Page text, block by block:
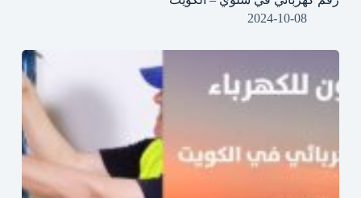
2024-10-08